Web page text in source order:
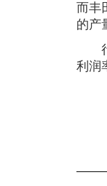
而丰
的产
行
利润